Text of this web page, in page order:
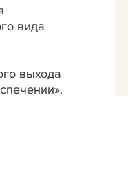
вида
выхода